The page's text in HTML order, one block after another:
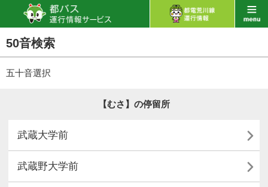
50音検索
五十音選択
【むさ】の停留所
武蔵大学前 
武蔵野大学前 